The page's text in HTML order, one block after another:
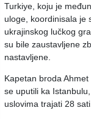
Turkiye, koju je
uloge, koordinisala je
ukrajinskog lučkog
su bile zaustavljene
nastavljene.
Kapetan broda
se uputili ka
uslovima trajati 28 sati.